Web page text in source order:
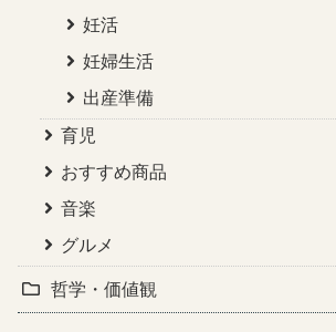
妊活
妊婦生活
出産準備
育児
おすすめ商品
音楽
グルメ
哲学・価値観